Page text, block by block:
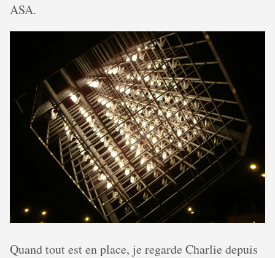
ASA.
Quand tout est en place, je regarde Charlie depuis